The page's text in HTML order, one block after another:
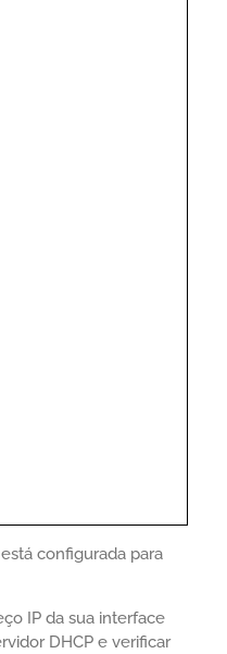
configurada para
IP da sua interface
DHCP e verificar